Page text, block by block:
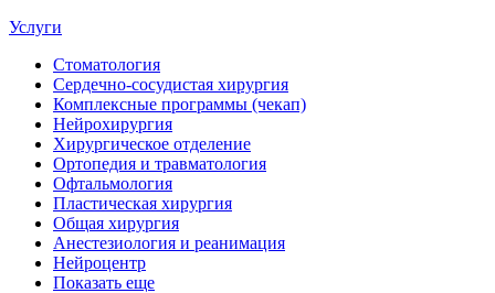
Услуги
Стоматология
Сердечно-сосудистая хирургия
Комплексные программы (чекап)
Нейрохирургия
Хирургическое отделение
Ортопедия и травматология
Офтальмология
Пластическая хирургия
Общая хирургия
Анестезиология и реанимация
Нейроцентр
Показать еще